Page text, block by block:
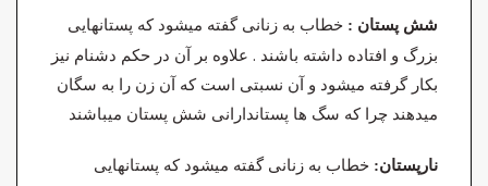
شش پستان : خطاب به زنانی گفته میشود که پستانهایی
بزرگ و افتاده داشته باشند . علاوه بر آن در حکم دشنام نیز
بکار گرفته میشود و آن نسبتی است که آن زن را به سگان
میدهند چرا که سگ ها پستاندارانی شش پستان میباشند
نارپستان: خطاب به زنانی گفته میشود که پستانهایی